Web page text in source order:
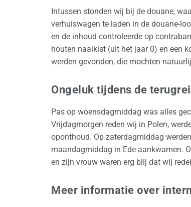
Intussen stonden wij bij de douane,
verhuiswagen te laden in de douane-
en de inhoud controleerde op
houten naaikist (uit het jaar 0) en een
werden gevonden, die mochten
Ongeluk tijdens de
Pas op woensdagmiddag was alles
Vrijdagmorgen reden wij in Polen,
oponthoud. Op zaterdagmiddag
maandagmiddag in Ede aankwamen.
en zijn vrouw waren erg blij dat wij
Meer informatie over